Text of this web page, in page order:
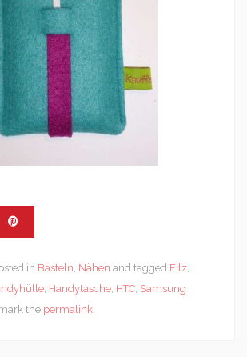
in Basteln, Nähen and tagged Filz,
, Handytasche, HTC, Samsung
the permalink.